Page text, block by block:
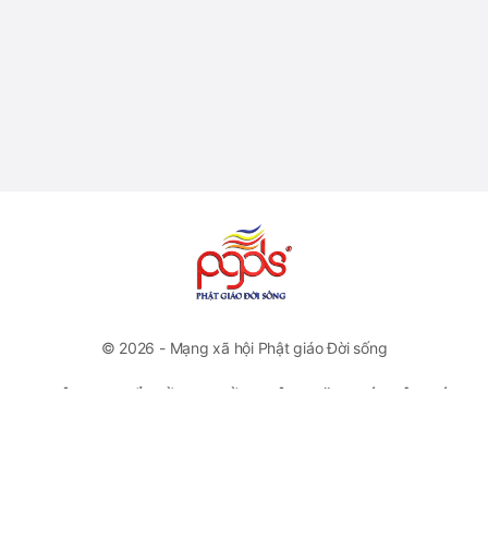
© 2026 - Mạng xã hội Phật giáo Đời sống